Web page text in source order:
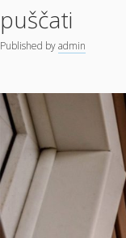
puščati
Published byadmin